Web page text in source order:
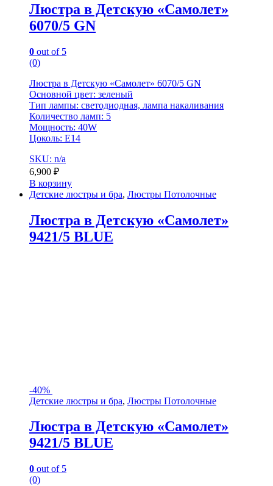
Люстра в Детскую «Самолет»
6070/5 GN
0 out of 5
(0)
Люстра в Детскую «Самолет» 6070/5 GN
Основной цвет: зеленый
Тип лампы: светодиодная, лампа накаливания
Количество ламп: 5
Мощность: 40W
Цоколь: Е14
SKU: n/a
6,900 ₽
В корзину
Детские люстры и бра, Люстры Потолочные
Люстра в Детскую «Самолет»
9421/5 BLUE
-40%
Детские люстры и бра, Люстры Потолочные
Люстра в Детскую «Самолет»
9421/5 BLUE
0 out of 5
(0)